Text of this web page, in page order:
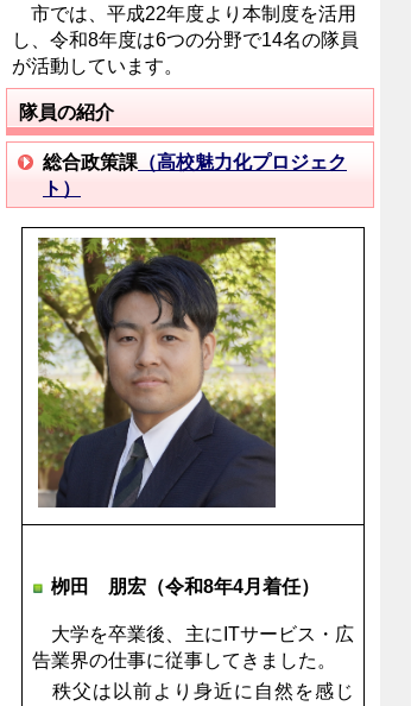
市では、平成22年度より本制度を活用
し、令和8年度は6つの分野で14名の隊員
が活動しています。
隊員の紹介
総合政策課 （高校魅力化プロジェク
ト）
栁田 朋宏（令和8年4月着任）
大学を卒業後、主にITサービス・広
告業界の仕事に従事してきました。
秩父は以前より身近に自然を感じ